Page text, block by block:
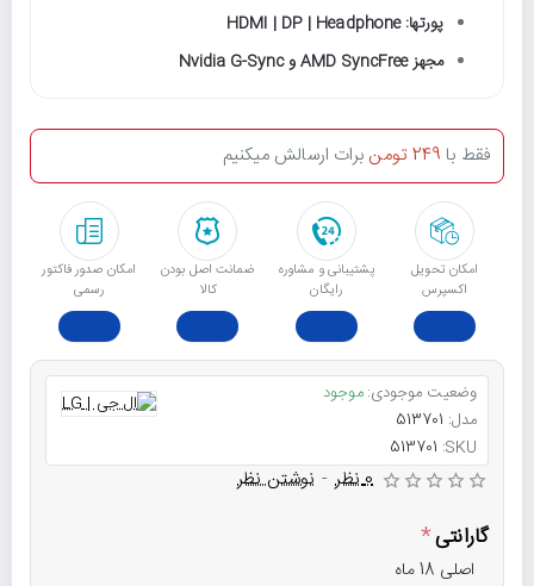
پورتها: HDMI | DP | Headphone
مجهز AMD SyncFree و Nvidia G-Sync
امکان تحویل
اکسپرس
پشتیبانی و مشاوره
رایگان
ﺿﻤﺎﻧﺖ اﺻﻞ ﺑﻮدن
ﮐﺎﻟﺎ
امکان صدور فاکتور
رسمی
فقط با 249 تومن برات ارسالش میکنیم
وضعیت موجودی:موجود
مدل: 513701
SKU:
513701
0 نظر - نوشتن نظر
گارانتی
اصلی 18 ماه